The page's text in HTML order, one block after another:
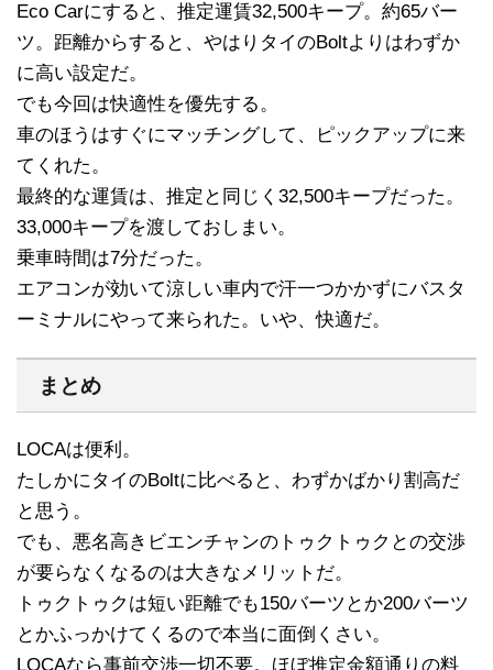
Eco Carにすると、推定運賃32,500キープ。約65バー
ツ。距離からすると、やはりタイのBoltよりはわずか
に高い設定だ。
でも今回は快適性を優先する。
車のほうはすぐにマッチングして、ピックアップに来
てくれた。
最終的な運賃は、推定と同じく32,500キープだった。
33,000キープを渡しておしまい。
乗車時間は7分だった。
エアコンが効いて涼しい車内で汗一つかかずにバスタ
ーミナルにやって来られた。いや、快適だ。
まとめ
LOCAは便利。
たしかにタイのBoltに比べると、わずかばかり割高だ
と思う。
でも、悪名高きビエンチャンのトゥクトゥクとの交渉
が要らなくなるのは大きなメリットだ。
トゥクトゥクは短い距離でも150バーツとか200バーツ
とかふっかけてくるので本当に面倒くさい。
LOCAなら事前交渉一切不要。ほぼ推定金額通りの料